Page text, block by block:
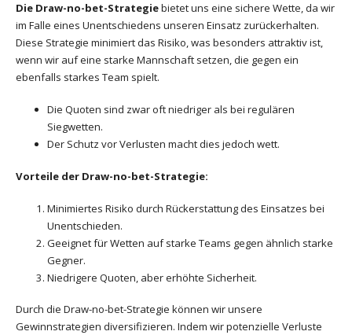
Die Draw-no-bet-Strategiebietet uns eine sichere Wette, da wir
im Falle eines Unentschiedens unseren Einsatz zurückerhalten.
Diese Strategie minimiert das Risiko, was besonders attraktiv ist,
wenn wir auf eine starke Mannschaft setzen, die gegen ein
ebenfalls starkes Team spielt.
Die Quoten sind zwar oft niedriger als bei regulären
Siegwetten.
Der Schutz vor Verlusten macht dies jedoch wett.
Vorteile der Draw-no-bet-Strategie:
Minimiertes Risiko durch Rückerstattung des Einsatzes bei
Unentschieden.
Geeignet für Wetten auf starke Teams gegen ähnlich starke
Gegner.
Niedrigere Quoten, aber erhöhte Sicherheit.
Durch die Draw-no-bet-Strategie können wir unsere
Gewinnstrategien diversifizieren. Indem wir potenzielle Verluste